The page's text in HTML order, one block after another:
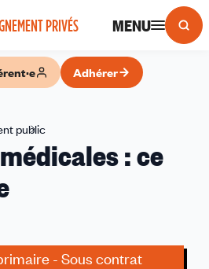
PRIVÉS MENU
Adhérer
public
médicales :
: ce
- Sous contrat